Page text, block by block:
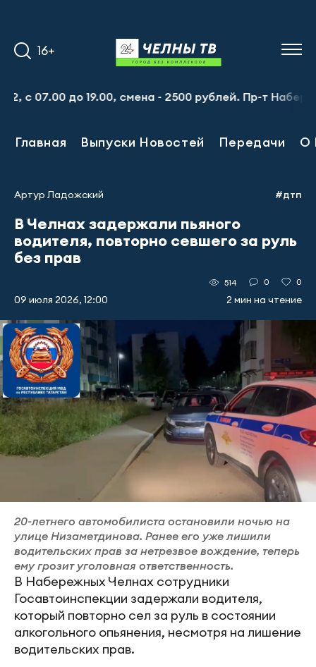
16+
до 19.00, смена - 2500 рублей. Пр-т
Главная Выпуски Новостей Передачи О
Артур Ладожский #дтп
В Челнах задержали пьяного
водителя, повторно севшего за руль
без прав
09 июля 2026, 12:00
514 0 0
2 мин на чтение
20-летнего автомобилиста остановили ночью на
улице Низаметдинова. Ранее его уже лишили
водительских прав за нетрезвое вождение, теперь
ему грозит уголовная ответственность.
В Набережных Челнах сотрудники
Госавтоинспекции задержали водителя,
который повторно сел за руль в состоянии
алкогольного опьянения, несмотря на лишение
водительских прав.